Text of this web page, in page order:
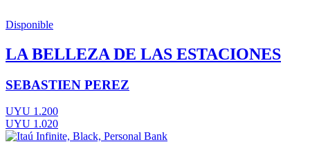
Disponible
LA BELLEZA DE LAS ESTACIONES
SEBASTIEN PEREZ
UYU 1.200
UYU 1.020